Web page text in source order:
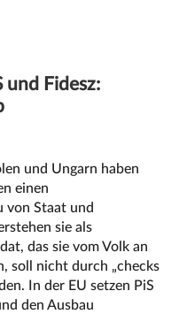
und Fidesz:
und Ungarn haben
einen
von Staat und
sie als
das sie vom Volk an
soll nicht durch „checks
In der EU setzen PiS
den Ausbau